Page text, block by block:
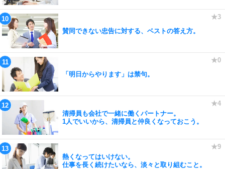
賛同できない忠告に対する、ベストの答え方。
「明日からやります」は禁句。
清掃員も会社で一緒に働くパートナー。
1人でいいから、清掃員と仲良くなっておこう。
熱くなってはいけない。
仕事を長く続けたいなら、淡々と取り組むこと。